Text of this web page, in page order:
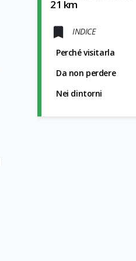
21 km
INDICE
Perché visitarla
Da non perdere
Nei dintorni